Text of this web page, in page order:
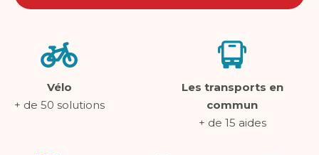
Vélo
+ de 50 solutions
Les transports en
commun
+ de 15 aides